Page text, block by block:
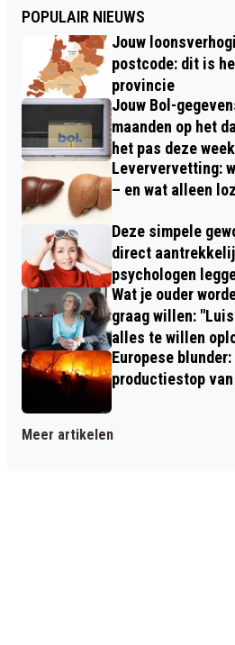
POPULAIR NIEUWS
Jouw
postcode: dit is
provincie
Jouw Bol-
maanden op het
het pas deze week
Leververvetting:
– en wat alleen
Deze simpele
direct
psychologen
Wat je ouder
graag willen:
alles te willen
Europese
productiestop
Meer artikelen